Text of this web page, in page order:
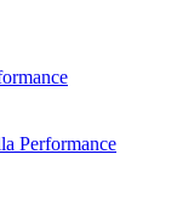
Performance